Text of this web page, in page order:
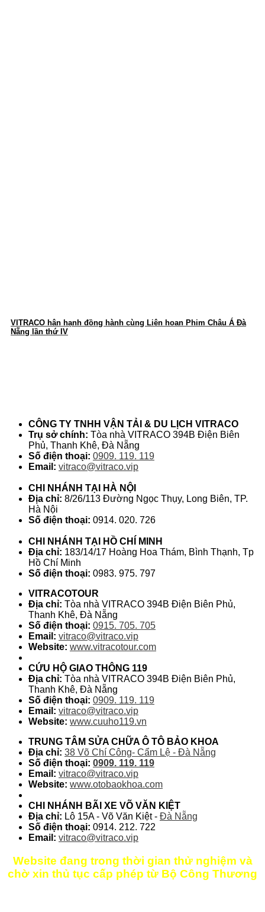
VITRACO hân hạnh đồng hành cùng Liên hoan Phim Châu Á Đà
Nẵng lần thứ IV
CÔNG TY TNHH VẬN TẢI & DU LỊCH VITRACO
Trụ sở chính: Tòa nhà VITRACO 394B Điện Biên
Phủ, Thanh Khê, Đà Nẵng
Số điện thoại: 0909. 119. 119
Email: vitraco@vitraco.vip
CHI NHÁNH TẠI HÀ NỘI
Địa chỉ: 8/26/113 Đường Ngọc Thụy, Long Biên, TP.
Hà Nội
Số điện thoại: 0914. 020. 726
CHI NHÁNH TẠI HỒ CHÍ MINH
Địa chỉ: 183/14/17 Hoàng Hoa Thám, Bình Thạnh, Tp
Hồ Chí Minh
Số điện thoại: 0983. 975. 797
VITRACOTOUR
Địa chỉ: Tòa nhà VITRACO 394B Điện Biên Phủ,
Thanh Khê, Đà Nẵng
Số điện thoại: 0915. 705. 705
Email: vitraco@vitraco.vip
Website: www.vitracotour.com
CỨU HỘ GIAO THÔNG 119
Địa chỉ: Tòa nhà VITRACO 394B Điện Biên Phủ,
Thanh Khê, Đà Nẵng
Số điện thoại: 0909. 119. 119
Email: vitraco@vitraco.vip
Website: www.cuuho119.vn
TRUNG TÂM SỬA CHỮA Ô TÔ BẢO KHOA
Địa chỉ: 38 Võ Chí Công- Cẩm Lệ - Đà Nẵng
Số điện thoại: 0909. 119. 119
Email: vitraco@vitraco.vip
Website: www.otobaokhoa.com
CHI NHÁNH BÃI XE VÕ VĂN KIỆT
Địa chỉ: Lô 15A - Võ Văn Kiệt - Đà Nẵng
Số điện thoại: 0914. 212. 722
Email: vitraco@vitraco.vip
Website đang trong thời gian thử nghiệm và
chờ xin thủ tục cấp phép từ Bộ Công Thương